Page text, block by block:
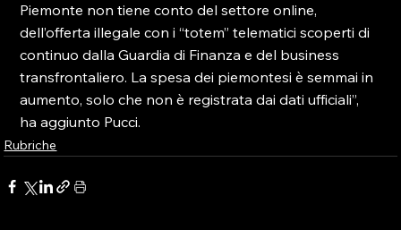
Piemonte non tiene conto del settore online,
dell’offerta illegale con i “totem” telematici scoperti di
continuo dalla Guardia di Finanza e del business
transfrontaliero. La spesa dei piemontesi è semmai in
aumento, solo che non è registrata dai dati ufficiali”,
ha aggiunto Pucci.
Rubriche